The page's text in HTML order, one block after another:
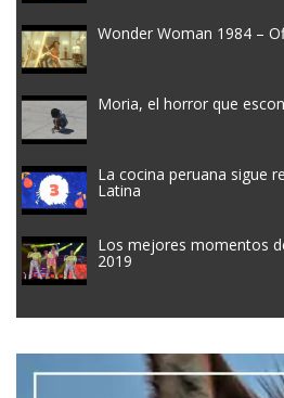
Wonder Woman 1984 –
Moria, el horror que
La cocina peruana sigue
Latina
Los mejores momentos
2019